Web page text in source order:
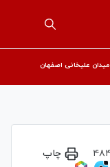
علیخانی اصفهان
چاپ